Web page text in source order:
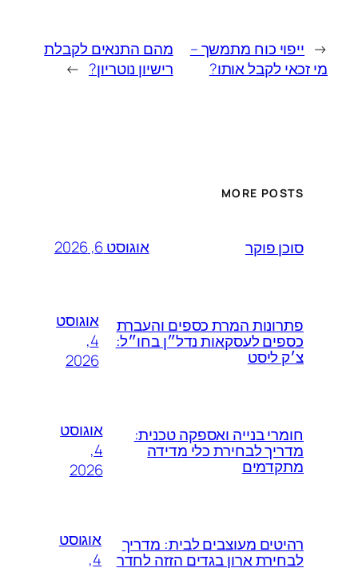
← ייפוי כוח מתמשך –
מי זכאי לקבל אותו?
מהם התנאים לקבלת
רישיון נוטריון? →
MORE POSTS
סוכן פוקר אוגוסט 6, 2026
פתרונות המרת כספים והעברת
כספים לעסקאות נדל״ן בחו״ל:
צ׳ק ליסט
אוגוסט
4,
2026
חומרי בנייה ואספקה טכנית:
מדריך לבחירת כלי מדידה
מתקדמים
אוגוסט
4,
2026
רהיטים מעוצבים לבית: מדריך
לבחירת ארון בגדים הזזה לחדר
אוגוסט
4,